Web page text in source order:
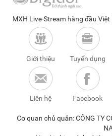
MXH Live-Stream hàng đầu Việt
Giới thiệu Tuyển dụng
Liên hệ Facebook
Cơ quan chủ quản: CÔNG TY